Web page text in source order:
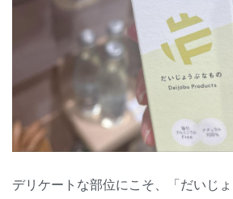
デリケートな部位にこそ、「だいじ